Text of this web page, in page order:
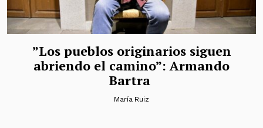
”Los pueblos originarios siguen
abriendo el camino”: Armando
Bartra
María Ruiz